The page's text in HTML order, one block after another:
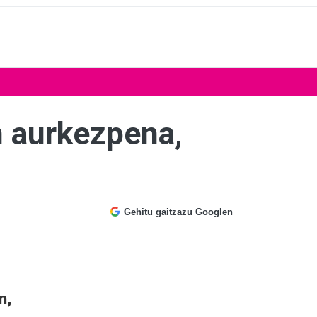
Gehitu gaitzazu Googlen